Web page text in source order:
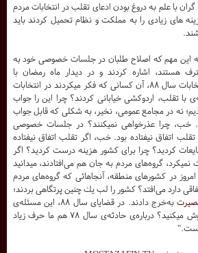
با علم به دروغ بودن ادعای تقلب در انتخابات مردم
های زیادی را به مملکت و نظام تحمیل کردند باید
به این مهم که اصلاح طلبان در جلسات خصوصی خود به
هستند، اشاره کردند و در دیدار ماه رمضان با
دانشجویان فرمودند: " در انتخابات سال ۸۸، آن كسانى كه فكر ميكردند در انتخابات
با تقلب، اردوكشى خيابانى كردند؟ چرا اين را جواب
نه در مجامع عمومى، نخير، به شكلى كه قابل جواب
خب، چرا عذرخواهى نميكنند؟ در جلسات خصوصى
تقلب اتفاق نيفتاده بود. خب، اگر تقلب اتفاق نيفتاده
كرديد؟ چرا براى كشور هزينه درست كرديد؟ اگر
گروه‌هاى مردم به جان هم مى‌افتادند، ميدانيد
امروز در كشورهاى منطقه، آنجاهائى كه گروه‌هاى مردم
دارد مى‌افتد؟ كشور را لب يك چنين پرتگاهى بردند؛
به‌خرج دادند. در قضاياى سال ۸۸، اين مسئله‌ى
اصلى است؛ اين را چرا فراموش ميكنيد؟ درباره‌ى حادثه‌ى سال ۷۸ هم ما حرف زياد
است."